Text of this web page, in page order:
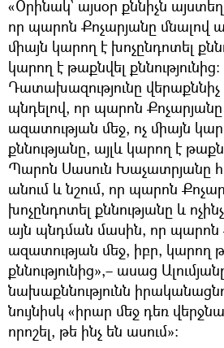
«Օրինակ` այսօր քննիչն այստեղ
որ պարոն Քոչարյանը մնալով
միայն կարող է խոչընդոտել
կարող է թաքնվել քննությունից։
Դատախազությունը վերաքննիչ
պնդելով, որ պարոն
ազատության մեջ, ոչ միայն
քննությանը, այլև կարող է
Պարոն Սասուն Խաչատրյանը
անում և նշում, որ պարոն
խոչընդոտել քննությանը և
այն պնդման մասին, որ պարոն
ազատության մեջ, իբր, կարող
քննությունից»,– ասաց
նախաքննությունն
նույնիսկ «իրար մեջ դեռ
որոշել, թե ինչ են ասում»։